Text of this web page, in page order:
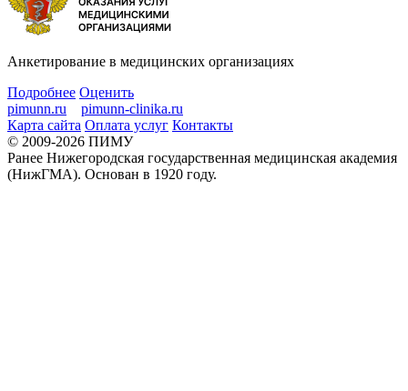
Анкетирование в медицинских организациях
Подробнее Оценить
pimunn.ru
pimunn-clinika.ru
Карта сайта Оплата услуг Контакты
© 2009-2026 ПИМУ
Ранее Нижегородская государственная медицинская академия
(НижГМА). Основан в 1920 году.